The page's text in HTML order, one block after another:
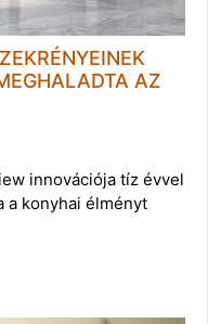
AZ
innovációja tíz évvel
a konyhai élményt